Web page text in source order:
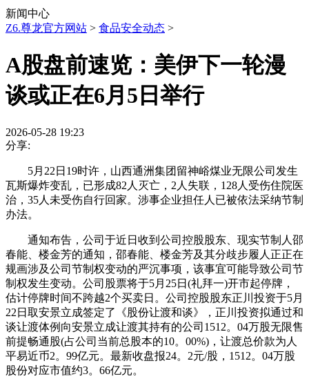
新闻中心
Z6.尊龙官方网站 > 食品安全动态 >
A股盘前速览：美伊下一轮漫
谈或正在6月5日举行
2026-05-28 19:23
分享:
5月22日19时许，山西通洲集团留神峪煤业无限公司发生
瓦斯爆炸变乱，已形成82人灭亡，2人失联，128人受伤住院医
治，35人未受伤自行回家。涉事企业担任人已被依法采纳节制
办法。
通知布告，公司于近日收到公司控股股东、现实节制人邵
春能、楼金芳的通知，邵春能、楼金芳及其分歧步履人正正在
规画涉及公司节制权变动的严沉事项，该事宜可能导致公司节
制权发生变动。公司股票将于5月25日(礼拜一)开市起停牌，
估计停牌时间不跨越2个买卖日。公司控股股东正川投资于5月
22日取安景立成签定了《股份让渡和谈》，正川投资拟通过和
谈让渡体例向安景立成让渡其持有的公司1512。04万股无限售
前提畅通股(占公司当前总股本的10。00%)，让渡总价款为人
平易近币2。99亿元。最新收盘报24。2元/股，1512。04万股
股份对应市值约3。66亿元。